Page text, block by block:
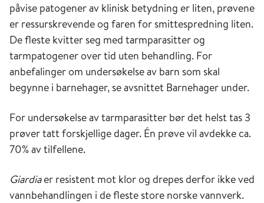
påvise patogener av klinisk betydning er liten, prøvene
er ressurskrevende og faren for smittespredning liten.
De fleste kvitter seg med tarmparasitter og
tarmpatogener over tid uten behandling. For
anbefalinger om undersøkelse av barn som skal
begynne i barnehager, se avsnittet Barnehager under.
For undersøkelse av tarmparasitter bør det helst tas 3
prøver tatt forskjellige dager. Én prøve vil avdekke ca.
70% av tilfellene.
Giardiaer resistent mot klor og drepes derfor ikke ved
vannbehandlingen i de fleste store norske vannverk.